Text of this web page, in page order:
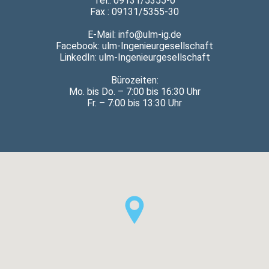
Fax : 09131/5355-30
E-Mail: info@ulm-ig.de
Facebook: ulm-Ingenieurgesellschaft
LinkedIn: ulm-Ingenieurgesellschaft
Bürozeiten:
Mo. bis Do. – 7:00 bis 16:30 Uhr
Fr. – 7:00 bis 13:30 Uhr